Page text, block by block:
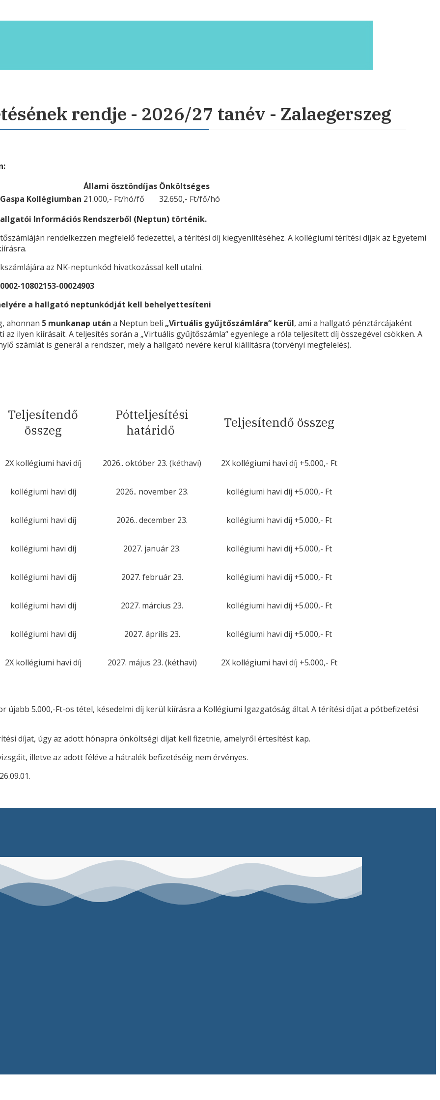
rendje - 2026/27 tanév - Zalaegerszeg
Állami ösztöndíjas Önköltséges
Gaspa Kollégiumban 21.000,- Ft/hó/fő
32.650,- Ft/fő/hó
Információs Rendszerből (Neptun) történik.
rendelkezzen megfelelő fedezettel, a térítési díj kiegyenlítéséhez. A kollégiumi térítési díjak az Egyetemi
az NK-neptunkód hivatkozással kell utalni.
10802153-00024903
helyére a hallgató neptunkódját kell behelyettesíteni
ahonnan 5 munkanap után a Neptun beli „Virtuális gyűjtőszámlára“ kerül, ami a hallgató pénztárcájaként
ilyen kiírásait. A teljesítés során a „Virtuális gyűjtőszámla“ egyenlege a róla teljesített díj összegével csökken. A
számlát is generál a rendszer, mely a hallgató nevére kerül kiállításra (törvényi megfelelés).
Teljesítendő
összeg
Pótteljesítési
határidő
Teljesítendő összeg
2X kollégiumi havi díj 2026.. október 23. (kéthavi) 2X kollégiumi havi díj +5.000,- Ft
kollégiumi havi díj 2026.. november 23. kollégiumi havi díj +5.000,- Ft
kollégiumi havi díj 2026.. december 23. kollégiumi havi díj +5.000,- Ft
kollégiumi havi díj 2027. január 23. kollégiumi havi díj +5.000,- Ft
kollégiumi havi díj 2027. február 23. kollégiumi havi díj +5.000,- Ft
kollégiumi havi díj 2027. március 23. kollégiumi havi díj +5.000,- Ft
kollégiumi havi díj 2027. április 23. kollégiumi havi díj +5.000,- Ft
2X kollégiumi havi díj 2027. május 23. (kéthavi) 2X kollégiumi havi díj +5.000,- Ft
5.000,-Ft-os tétel, késedelmi díj kerül kiírásra a Kollégiumi Igazgatóság által. A térítési díjat a pótbefizetési
díjat, úgy az adott hónapra önköltségi díjat kell fizetnie, amelyről értesítést kap.
illetve az adott féléve a hátralék befizetéséig nem érvényes.